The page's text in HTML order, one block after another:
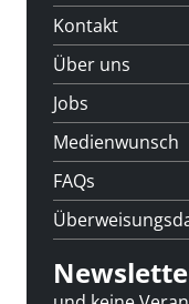
Kontakt
Über uns
Jobs
Medienwunsch
FAQs